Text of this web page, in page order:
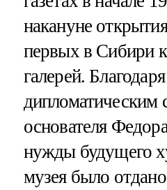
накануне
первых в Сибири
галерей. Благодаря
дипломатическим
основателя
нужды будущего
музея было